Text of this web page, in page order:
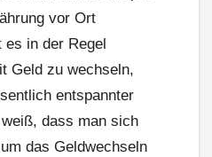
vor Ort
in der Regel
Geld zu wechseln,
entspannter
dass man sich
das Geldwechseln